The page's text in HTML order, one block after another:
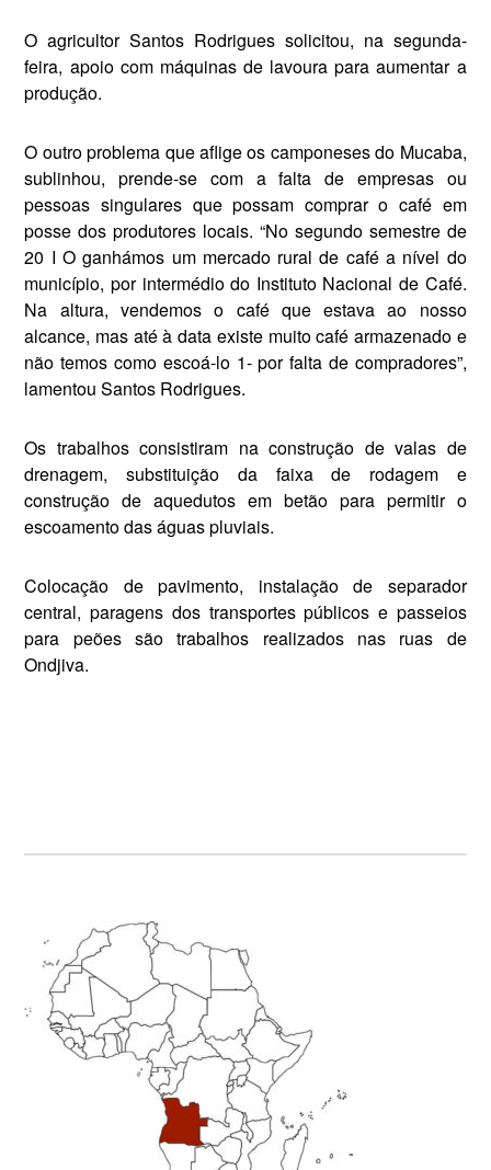
O agricultor Santos Rodrigues solicitou, na segunda-
feira, apoio com máquinas de lavoura para au­mentar a
produção.
O outro problema que aflige os camponeses do Mucaba,
sublinhou, prende-se com a falta de empresas ou
pessoas singulares que possam comprar o café em
posse dos produ­tores locais. “No segundo semestre de
20 I O ganhámos um mercado ru­ral de café a nível do
município, por intermédio do Instituto Nacional de Café.
Na altura, vendemos o café que estava ao nosso
alcance, mas até à data existe muito café armazenado e
não temos como escoá-lo 1- por falta de compradores”,
lamen­tou Santos Rodrigues.
Os trabalhos consistiram na cons­trução de valas de
drenagem, subs­tituição da faixa de rodagem e
construção de aquedutos em be­tão para permitir o
escoamento das águas pluviais.
Colocação de pavimento, insta­lação de separador
central, para­gens dos transportes públicos e passeios
para peões são trabalhos realizados nas ruas de
Ondjiva.
Primary
Sidebar